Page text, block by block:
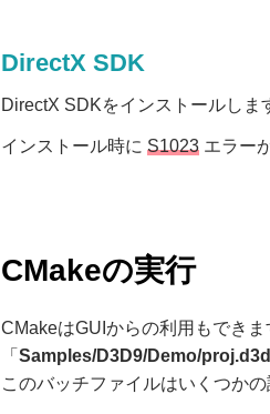
DirectX SDK
DirectX SDKをインストールしま
インストール時に S1023 エラー
CMakeの実行
CMakeはGUIからの利用もでき
「 Samples/D3D9/Demo/
このバッチファイルはいくつか